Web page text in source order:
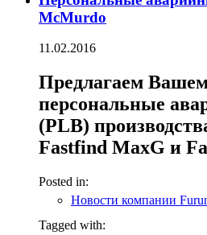
McMurdo
11.02.2016
Предлагаем
персональные
(PLB)
Fastfind MaxG и
Posted in:
Новости компании
Tagged with: